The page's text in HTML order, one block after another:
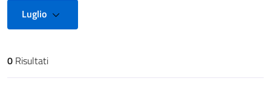
Luglio
Risultati di ricerca
0 Risultati